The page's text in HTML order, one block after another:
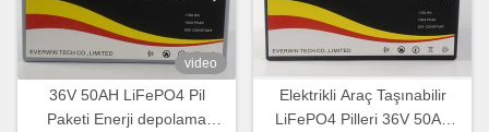
video
36V 50AH LiFePO4 Pil
Paketi Enerji depolama
Elektrikli Araç Taşınabilir
LiFePO4 Pilleri 36V 50Ah